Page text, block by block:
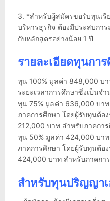
3. *สำหรับผู้สมัครขอรับทุนเ
บริหารธุรกิจ ต้องมีประสบกา
กับหลักสูตรอย่างน้อย 1 ปี
รายละเอียดทุนกา
ทุน 100% มูลค่า 848,000 บ
ระยะเวลาการศึกษาซึ่งเป็นจ
ทุน 75% มูลค่า 636,000 บา
ภาคการศึกษา โดยผู้รับทุนต้อ
212,000 บาท สำหรับภาคการ
ทุน 50% มูลค่า 424,000 บา
ภาคการศึกษา โดยผู้รับทุนต้อ
424,000 บาท สำหรับภาคการ
สำหรับทุนปริญญา